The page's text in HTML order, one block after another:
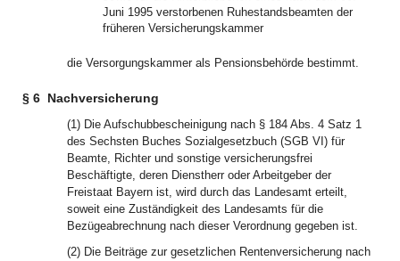
Juni 1995 verstorbenen Ruhestandsbeamten der
früheren Versicherungskammer
die Versorgungskammer als Pensionsbehörde bestimmt.
§ 6 Nachversicherung
(1) Die Aufschubbescheinigung nach § 184 Abs. 4 Satz 1
des Sechsten Buches Sozialgesetzbuch (SGB VI) für
Beamte, Richter und sonstige versicherungsfrei
Beschäftigte, deren Dienstherr oder Arbeitgeber der
Freistaat Bayern ist, wird durch das Landesamt erteilt,
soweit eine Zuständigkeit des Landesamts für die
Bezügeabrechnung nach dieser Verordnung gegeben ist.
(2) Die Beiträge zur gesetzlichen Rentenversicherung nach